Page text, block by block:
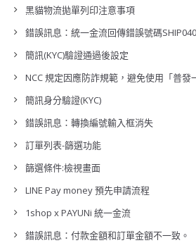
黑貓物流拋單列印注意事項
錯誤訊息：統一金流回傳錯誤號碼
簡訊(KYC)驗證通過後設定
NCC 規定因應防詐規範，避免使用「普發
簡訊身分驗證(KYC)
錯誤訊息：轉換編號輸入框消失
訂單列表-篩選功能
篩選條件:檢視畫面
LINE Pay money 預先申請流程
1shop x PAYUNi 統一金流
錯誤訊息：付款金額和訂單金額不一致。